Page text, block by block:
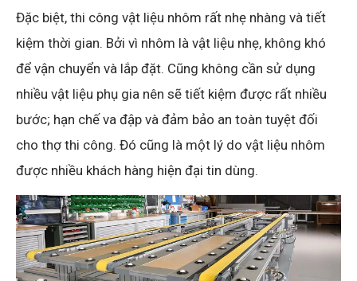
Đặc biệt, thi công vật liệu nhôm rất nhẹ nhàng và tiết
kiệm thời gian. Bởi vì nhôm là vật liệu nhẹ, không khó
để vận chuyển và lắp đặt. Cũng không cần sử dụng
nhiều vật liệu phụ gia nên sẽ tiết kiệm được rất nhiều
bước; hạn chế va đập và đảm bảo an toàn tuyệt đối
cho thợ thi công. Đó cũng là một lý do vật liệu nhôm
được nhiều khách hàng hiện đại tin dùng.